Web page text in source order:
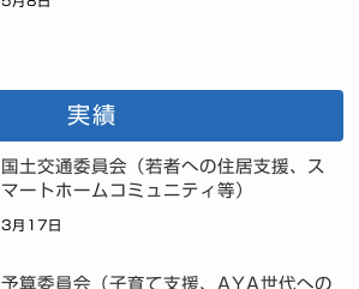
実績
国土交通委員会（若者への住居支援、ス
マートホームコミュニティ等）
3月17日
予算委員会（子育て支援、AYA世代への